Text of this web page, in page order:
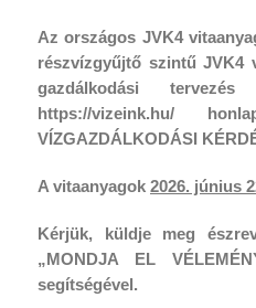
Azországos JVK4
részvízgyűjtő szintű JVK4
gazdálkodási
https://vizeink.hu/
VÍZGAZDÁLKODÁSI
A vitaanyagok 2026. június
Kérjük, küldje meg
„MONDJA EL
segítségével.